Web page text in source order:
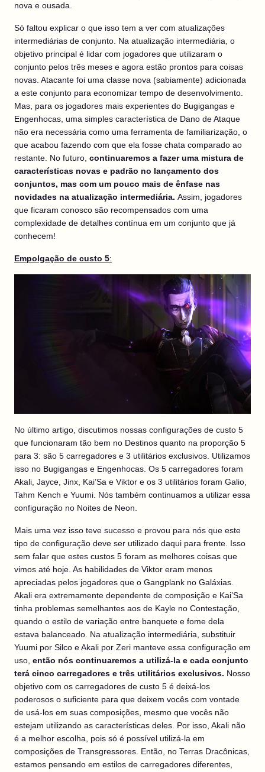
nova e ousada.
Só faltou explicar o que isso tem a ver com atualizações
intermediárias de conjunto. Na atualização intermediária, o
objetivo principal é lidar com jogadores que utilizaram o
conjunto pelos três meses e agora estão prontos para coisas
novas. Atacante foi uma classe nova (sabiamente) adicionada
a este conjunto para economizar tempo de desenvolvimento.
Mas, para os jogadores mais experientes do Bugigangas e
Engenhocas, uma simples característica de Dano de Ataque
não era necessária como uma ferramenta de familiarização, o
que acabou fazendo com que ela fosse chata comparado ao
restante. No futuro, continuaremos a fazer uma mistura de
características novas e padrão no lançamento dos
conjuntos, mas com um pouco mais de ênfase nas
novidades na atualização intermediária. Assim, jogadores
que ficaram conosco são recompensados com uma
complexidade de detalhes contínua em um conjunto que já
conhecem!
Empolgação de custo 5:
No último artigo, discutimos nossas configurações de custo 5
que funcionaram tão bem no Destinos quanto na proporção 5
para 3: são 5 carregadores e 3 utilitários exclusivos. Utilizamos
isso no Bugigangas e Engenhocas. Os 5 carregadores foram
Akali, Jayce, Jinx, Kai’Sa e Viktor e os 3 utilitários foram Galio,
Tahm Kench e Yuumi. Nós também continuamos a utilizar essa
configuração no Noites de Neon.
Mais uma vez isso teve sucesso e provou para nós que este
tipo de configuração deve ser utilizado daqui para frente. Isso
sem falar que estes custos 5 foram as melhores coisas que
vimos até hoje. As habilidades de Viktor eram menos
apreciadas pelos jogadores que o Gangplank no Galáxias.
Akali era extremamente dependente de composição e Kai’Sa
tinha problemas semelhantes aos de Kayle no Contestação,
quando o estilo de variação entre banquete e fome dela
estava balanceado. Na atualização intermediária, substituir
Yuumi por Silco e Akali por Zeri manteve essa configuração em
uso, então nós continuaremos a utilizá-la e cada conjunto
terá cinco carregadores e três utilitários exclusivos. Nosso
objetivo com os carregadores de custo 5 é deixá-los
poderosos o suficiente para que deixem vocês com vontade
de usá-los em suas composições, mesmo que vocês não
estejam utilizando as características deles. Por isso, Akali não
é a melhor escolha, pois só é possível utilizá-la em
composições de Transgressores. Então, no Terras Dracônicas,
estamos pensando em estilos de carregadores diferentes,